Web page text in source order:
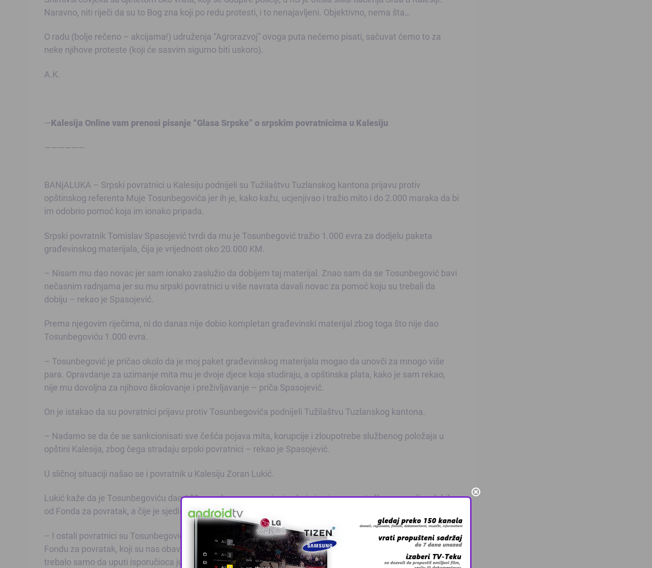
Naravno, niti riječi da su to Bog zna koji po redu protesti, i to nenajavljeni. Objektivno, nema šta…
O radu (bolje rečeno – akcijama!) udruženja “Agrorazvoj” ovoga puta nećemo pisati, sačuvat ćemo to za
neke njihove proteste (koji će sasvim sigurno biti uskoro).
A.K.
—Kalesija Online vam prenosi pisanje “Glasa Srpske” o srpskim povratnicima u Kalesiju
——————
BANjALUKA – Srpski povratnici u Kalesiju podnijeli su Tužilaštvu Tuzlanskog kantona prijavu protiv
opštinskog referenta Muje Tosunbegovića jer ih je, kako kažu, ucjenjivao i tražio mito i do 2.000 maraka da bi
im odobrio pomoć koja im ionako pripada.
Srpski povratnik Tomislav Spasojević tvrdi da mu je Tosunbegović tražio 1.000 evra za dodjelu paketa
građevinskog materijala, čija je vrijednost oko 20.000 KM.
– Nisam mu dao novac jer sam ionako zaslužio da dobijem taj materijal. Znao sam da se Tosunbegović bavi
nečasnim radnjama jer su mu srpski povratnici u više navrata davali novac za pomoć koju su trebali da
dobiju – rekao je Spasojević.
Prema njegovim riječima, ni do danas nije dobio kompletan građevinski materijal zbog toga što nije dao
Tosunbegoviću 1.000 evra.
– Tosunbegović je pričao okolo da je moj paket građevinskog materijala mogao da unovči za mnogo više
para. Opravdanje za uzimanje mita mu je dvoje djece koja studiraju, a opštinska plata, kako je sam rekao,
nije mu dovoljna za njihovo školovanje i preživljavanje – priča Spasojević.
On je istakao da su povratnici prijavu protiv Tosunbegovića podnijeli Tužilaštvu Tuzlanskog kantona.
– Nadamo se da će se sankcionisati sve češća pojava mita, korupcije i zloupotrebe službenog položaja u
opštini Kalesija, zbog čega stradaju srpski povratnici – rekao je Spasojević.
U sličnoj situaciji našao se i povratnik u Kalesiju Zoran Lukić.
Lukić kaže da je Tosunbegoviću dao 100 maraka za prevoz junice koju je njegova petočlana porodica dobila
od Fonda za povratak, a čije je sjedište u Sarajevu.
– I ostali povratnici su Tosunbegoviću dali po 100 maraka. Putem Udruženja “Agrorazvoj” obraćali smo se
Fondu za povratak, koji su nas obavijestili da je, prema ugovorima, sve bilo plaćeno i da je Tosunbegović
trebalo samo da uputi isporučioca junica na naše adrese. U Fondu za povratak kazali su da je uzimanje